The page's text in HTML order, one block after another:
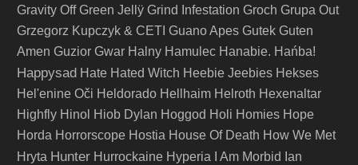
Gravity Off Green Jellÿ Grind Infestation Groch Grupa Out
Grzegorz Kupczyk & CETI Guano Apes Gutek Guten
Amen Guzior Gwar Halny Hamulec Hanabie. Hańba!
Happysad Hate Hated Witch Heebie Jeebies Hekses
Hel'enine Oči Heldorado Hellhaim Helroth Hexenaltar
Highfly Hinol Hiob Dylan Hoggod Holi Homies Hope
Horda Horrorscope Hostia House Of Death How We Met
Hryta Hunter Hurrockaine Hyperia I Am Morbid Ian